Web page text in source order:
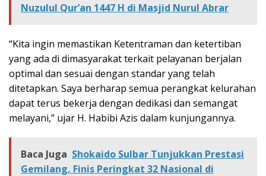
Nuzulul Qur’an 1447 H di Masjid Nurul Abrar
“Kita ingin memastikan Ketentraman dan ketertiban
yang ada di dimasyarakat terkait pelayanan berjalan
optimal dan sesuai dengan standar yang telah
ditetapkan. Saya berharap semua perangkat kelurahan
dapat terus bekerja dengan dedikasi dan semangat
melayani,” ujar H. Habibi Azis dalam kunjungannya.
Baca Juga Shokaido Sulbar Tunjukkan Prestasi
Gemilang, Finis Peringkat 32 Nasional di